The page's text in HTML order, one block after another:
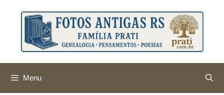
conteúdo
Menu